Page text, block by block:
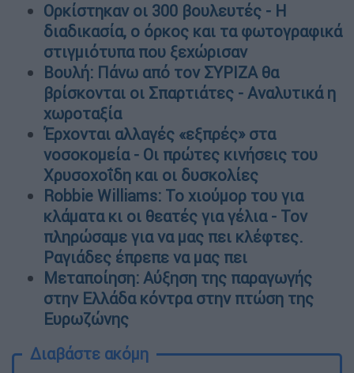
Ορκίστηκαν οι 300 βουλευτές - Η
διαδικασία, ο όρκος και τα φωτογραφικά
στιγμιότυπα που ξεχώρισαν
Βουλή: Πάνω από τον ΣΥΡΙΖΑ θα
βρίσκονται οι Σπαρτιάτες - Αναλυτικά η
χωροταξία
Έρχονται αλλαγές «εξπρές» στα
νοσοκομεία - Οι πρώτες κινήσεις του
Χρυσοχοΐδη και οι δυσκολίες
Robbie Williams: Το χιούμορ του για
κλάματα κι οι θεατές για γέλια - Τον
πληρώσαμε για να μας πει κλέφτες.
Ραγιάδες έπρεπε να μας πει
Μεταποίηση: Αύξηση της παραγωγής
στην Ελλάδα κόντρα στην πτώση της
Ευρωζώνης
Διαβάστε ακόμη